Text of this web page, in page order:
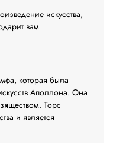
искусства,
вам
которая была
Аполлона. Она
Торс
и является